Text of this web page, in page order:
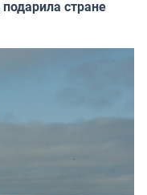
стране